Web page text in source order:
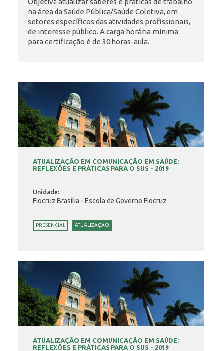
INSCRIÇÃO E SELEÇÃO
Objetiva atualizar saberes e práticas de trabalho
na área da Saúde Pública/Saúde Coletiva, em
setores específicos das atividades profissionais,
de interesse público. A carga horária mínima
para certificação é de 30 horas-aula.
ATUALIZAÇÃO EM COMUNICAÇÃO EM SAÚDE:
REFLEXÕES E PRÁTICAS PARA O SUS - 2019
Unidade:
Fiocruz Brasília - Escola de Governo Fiocruz
PRESENCIAL ATUALIZAÇÃO
ATUALIZAÇÃO EM COMUNICAÇÃO EM SAÚDE:
REFLEXÕES E PRÁTICAS PARA O SUS - 2019